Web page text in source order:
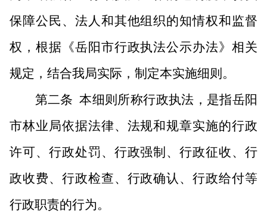
保障公民、法人和其他组织的知情权和监督
权，根据《岳阳市行政执法公示办法》相关
规定，结合我局实际，制定本实施细则。
第二条 本细则所称行政执法，是指岳阳
市林业局依据法律、法规和规章实施的行政
许可、行政处罚、行政强制、行政征收、行
政收费、行政检查、行政确认、行政给付等
行政职责的行为。